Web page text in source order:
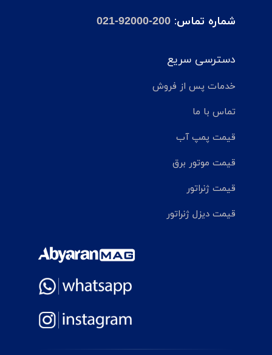
شماره تماس: 021-92000-200
دسترسی سریع
خدمات پس از فروش
تماس با ما
قیمت پمپ آب
قیمت موتور برق
قیمت ژنراتور
قیمت دیزل ژنراتور